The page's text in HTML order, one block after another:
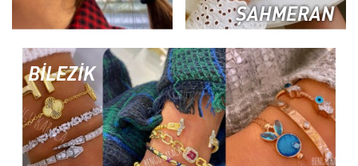
ŞAHMERAN
BİLEZİK